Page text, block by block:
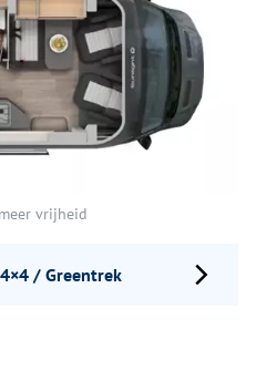
vrijheid
/ Greentrek